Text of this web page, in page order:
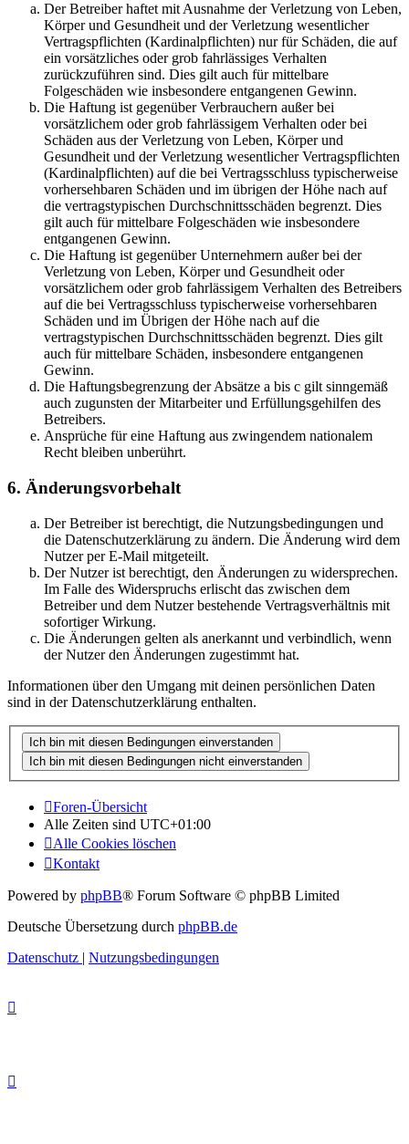
Der Betreiber haftet mit Ausnahme der Verletzung von Leben,
Körper und Gesundheit und der Verletzung wesentlicher
Vertragspflichten (Kardinalpflichten) nur für Schäden, die auf
ein vorsätzliches oder grob fahrlässiges Verhalten
zurückzuführen sind. Dies gilt auch für mittelbare
Folgeschäden wie insbesondere entgangenen Gewinn.
Die Haftung ist gegenüber Verbrauchern außer bei
vorsätzlichem oder grob fahrlässigem Verhalten oder bei
Schäden aus der Verletzung von Leben, Körper und
Gesundheit und der Verletzung wesentlicher Vertragspflichten
(Kardinalpflichten) auf die bei Vertragsschluss typischerweise
vorhersehbaren Schäden und im übrigen der Höhe nach auf
die vertragstypischen Durchschnittsschäden begrenzt. Dies
gilt auch für mittelbare Folgeschäden wie insbesondere
entgangenen Gewinn.
Die Haftung ist gegenüber Unternehmern außer bei der
Verletzung von Leben, Körper und Gesundheit oder
vorsätzlichem oder grob fahrlässigem Verhalten des Betreibers
auf die bei Vertragsschluss typischerweise vorhersehbaren
Schäden und im Übrigen der Höhe nach auf die
vertragstypischen Durchschnittsschäden begrenzt. Dies gilt
auch für mittelbare Schäden, insbesondere entgangenen
Gewinn.
Die Haftungsbegrenzung der Absätze a bis c gilt sinngemäß
auch zugunsten der Mitarbeiter und Erfüllungsgehilfen des
Betreibers.
Ansprüche für eine Haftung aus zwingendem nationalem
Recht bleiben unberührt.
6. Änderungsvorbehalt
Der Betreiber ist berechtigt, die Nutzungsbedingungen und
die Datenschutzerklärung zu ändern. Die Änderung wird dem
Nutzer per E-Mail mitgeteilt.
Der Nutzer ist berechtigt, den Änderungen zu widersprechen.
Im Falle des Widerspruchs erlischt das zwischen dem
Betreiber und dem Nutzer bestehende Vertragsverhältnis mit
sofortiger Wirkung.
Die Änderungen gelten als anerkannt und verbindlich, wenn
der Nutzer den Änderungen zugestimmt hat.
Informationen über den Umgang mit deinen persönlichen Daten
sind in der Datenschutzerklärung enthalten.
Foren-Übersicht
Alle Zeiten sind UTC+01:00
Alle Cookies löschen
Kontakt
Powered by phpBB® Forum Software © phpBB Limited
Deutsche Übersetzung durch phpBB.de
Datenschutz | Nutzungsbedingungen